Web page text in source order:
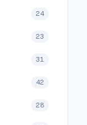
24
23
31
42
28